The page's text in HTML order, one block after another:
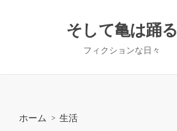
そして亀は踊る
フィクションな日々
ホーム > 生活